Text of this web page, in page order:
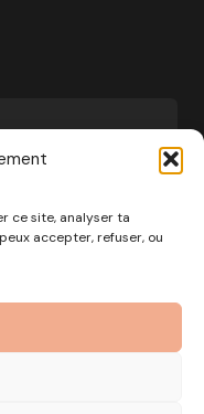
ce site, analyser ta
accepter, refuser, ou
· SIRET
du préfet de la
d'Azur